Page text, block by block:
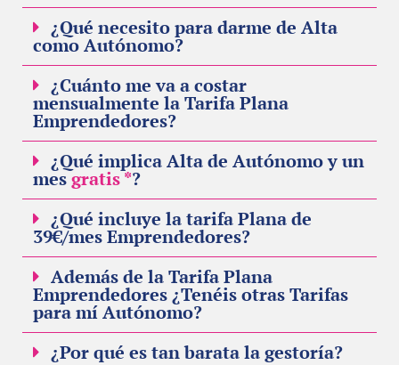
¿Qué necesito para darme de Alta
como Autónomo?
¿Cuánto me va a costar
mensualmente la Tarifa Plana
Emprendedores?
¿Qué implica Alta de Autónomo y un
mesgratis *?
¿Qué incluye la tarifa Plana de
39€/mes Emprendedores?
Además de la Tarifa Plana
Emprendedores ¿Tenéis otras Tarifas
para mí Autónomo?
¿Por qué es tan barata la gestoría?